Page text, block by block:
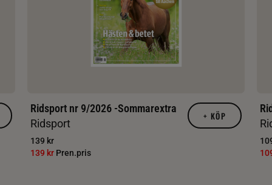
Ridsport nr 9/2026 -Sommarextra
Ridsport
139 kr
139 kr Pren.pris
+ KÖP